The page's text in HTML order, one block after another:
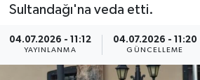
Sultandağı'na veda etti.
04.07.2026 - 11:12
YAYINLANMA
04.07.2026 - 11:20
GÜNCELLEME
Canlı Maç
ÇEVRE